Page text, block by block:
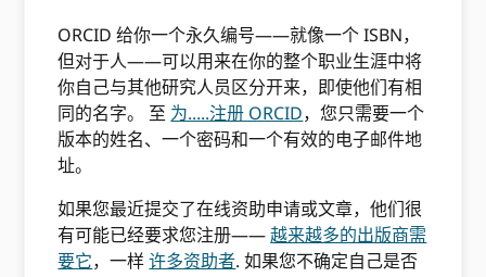
ORCID 给你一个永久编号——就像一个 ISBN，
但对于人——可以用来在你的整个职业生涯中将
你自己与其他研究人员区分开来，即使他们有相
同的名字。 至 为.....注册 ORCID，您只需要一个
版本的姓名、一个密码和一个有效的电子邮件地
址。
如果您最近提交了在线资助申请或文章，他们很
有可能已经要求您注册——越来越多的出版商需
要它，一样许多资助者. 如果您不确定自己是否